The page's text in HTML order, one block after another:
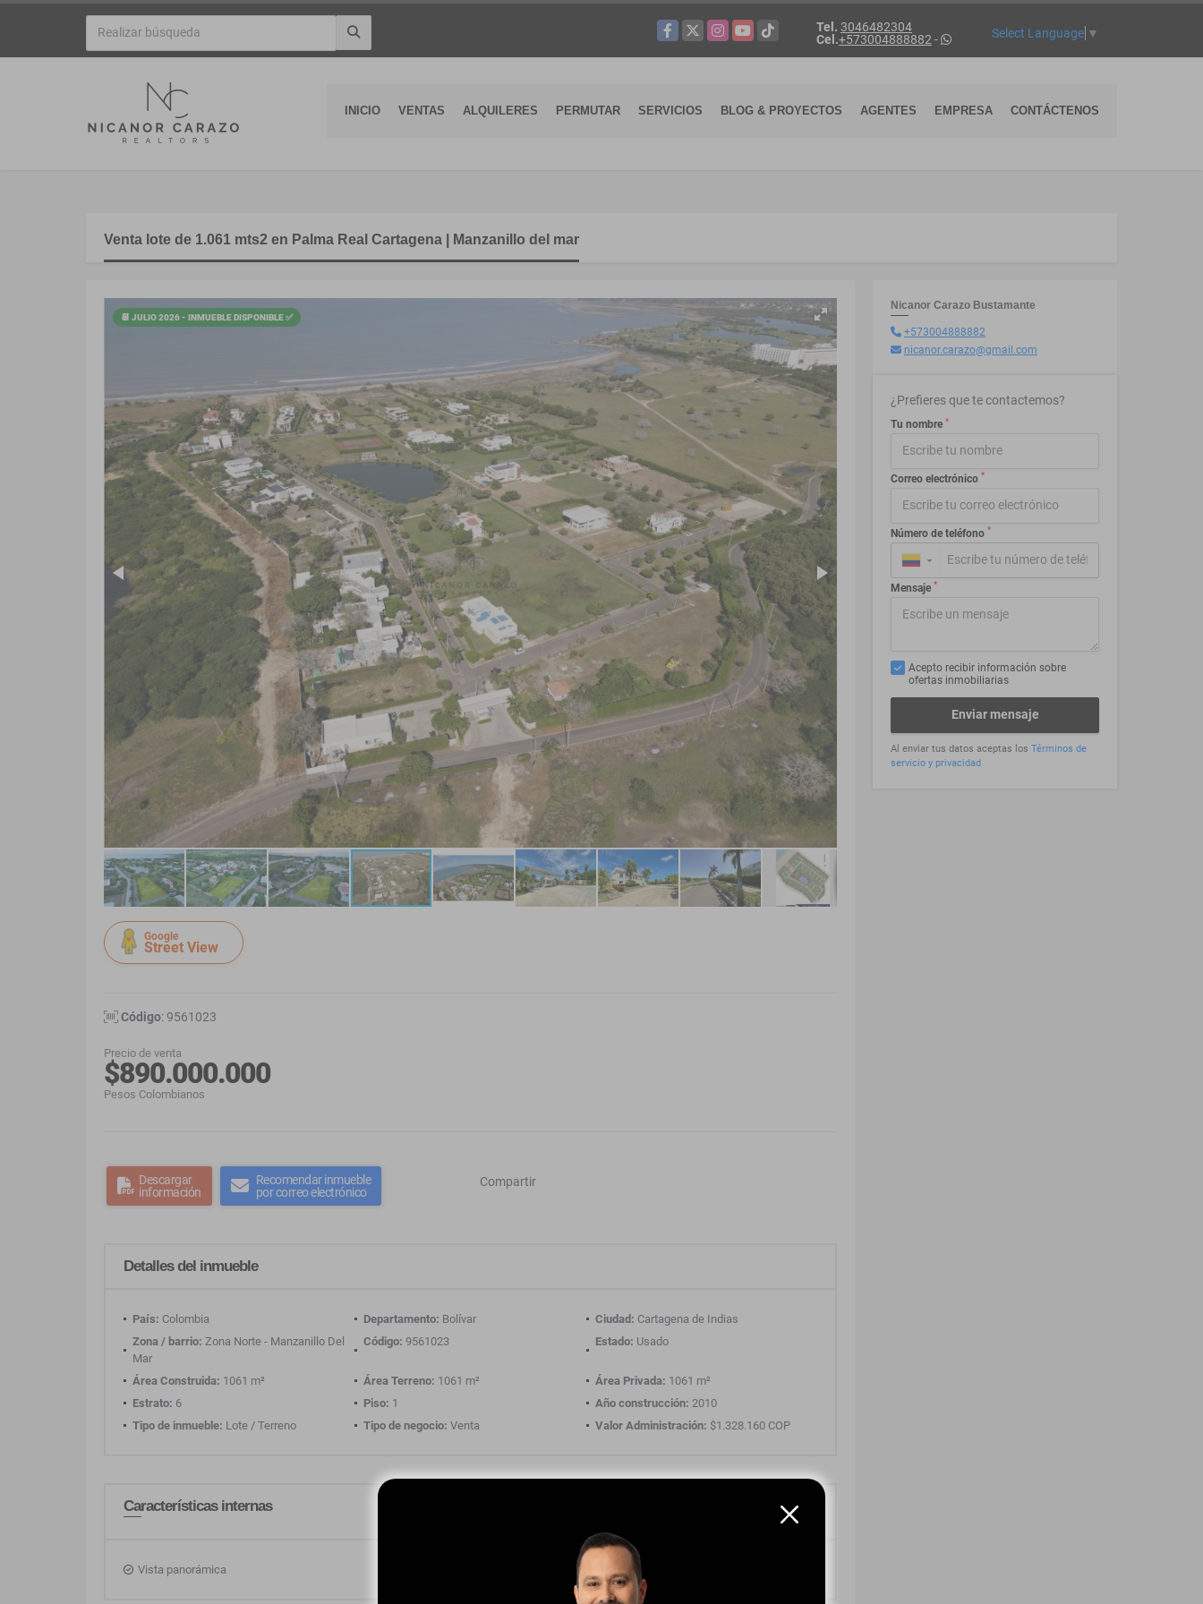
Facebook
X Instagram
YouTubeTikTok Tel. 3046482304
Cel.+573004888882 - Select Language ▼
INICIO VENTAS ALQUILERES PERMUTAR SERVICIOS BLOG & PROYECTOS AGENTES EMPRESA CONTÁCTENOS
Venta lote de 1.061 mts2 en Palma Real Cartagena | Manzanillo del mar
📆 JULIO 2026 - INMUEBLE DISPONIBLE ✅
Google
Street View
Código: 9561023
Precio de venta
$890.000.000
Pesos Colombianos
Descargar
información
Recomendar inmueble
por correo electrónico
Compartir
Detalles del inmueble
País: Colombia Departamento: Bolívar Ciudad: Cartagena de Indias
Zona / barrio: Zona Norte - Manzanillo Del
Mar
Código: 9561023 Estado: Usado
Área Construida: 1061 m² Área Terreno: 1061 m² Área Privada: 1061 m²
Estrato: 6 Piso: 1 Año construcción: 2010
Tipo de inmueble: Lote / Terreno Tipo de negocio: Venta Valor Administración: $1.328.160 COP
Características internas
Vista panorámica
Nicanor Carazo Bustamante
+573004888882
nicanor.carazo@gmail.com
¿Prefieres que te contactemos?
Tu nombre *
Correo electrónico *
Número de teléfono *
▼
Mensaje *
Acepto recibir información sobre
ofertas inmobiliarias
Enviar mensaje
Al enviar tus datos aceptas los Términos de
servicio y privacidad